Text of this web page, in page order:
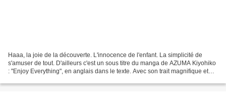
Haaa, la joie de la découverte. L'innocence de l'enfant. La simplicité de
s'amuser de tout. D'ailleurs c'est un sous titre du manga de AZUMA Kiyohiko
: "Enjoy Everything", en anglais dans le texte. Avec son trait magnifique et